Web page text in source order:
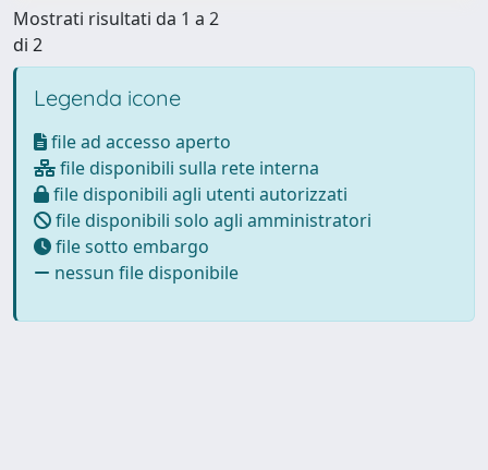
Mostrati risultati da 1 a 2
di 2
Legenda icone
file ad accesso aperto
file disponibili sulla rete interna
file disponibili agli utenti autorizzati
file disponibili solo agli amministratori
file sotto embargo
nessun file disponibile